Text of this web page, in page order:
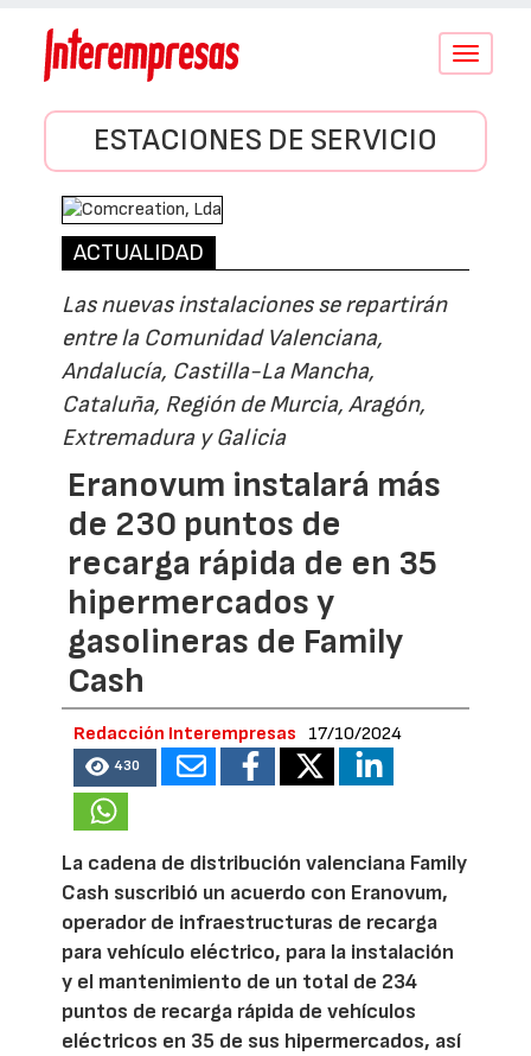
Conmutar
ESTACIONES DE SERVICIO
ACTUALIDAD
Las nuevas instalaciones se repartirán
entre la Comunidad Valenciana,
Andalucía, Castilla-La Mancha,
Cataluña, Región de Murcia, Aragón,
Extremadura y Galicia
Eranovum instalará más
de 230 puntos de
recarga rápida de en 35
hipermercados y
gasolineras de Family
Cash
Redacción Interempresas 17/10/2024
430
La cadena de distribución valenciana Family
Cash suscribió un acuerdo con Eranovum,
operador de infraestructuras de recarga
para vehículo eléctrico, para la instalación
y el mantenimiento de un total de 234
puntos de recarga rápida de vehículos
eléctricos en 35 de sus hipermercados, así